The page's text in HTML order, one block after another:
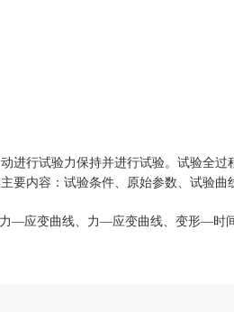
进行试验力保持并进行试验。试验全过
要内容：试验条件、原始参数、试验曲
力—应变曲线、力—应变曲线、变形—时